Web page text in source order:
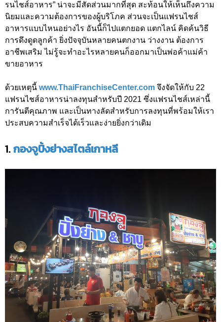
รนไชส์อาหาร” น่าจะมีสัดส่วนมากที่สุด สะท้อนให้เห็นถึงความ
นิยมและความต้องการของผู้บริโภค ส่วนจะเป็นแฟรนไชส์
อาหารแบบไหนอย่างไร อันนี้ก็ไปแตกยอด แตกไลน์ คิดค้นวิธี
การดึงดูดลูกค้า ยิ่งปัจจุบันหลายคนตกงาน ว่างงาน ต้องการ
อาชีพเสริม ไม่รู้จะทำอะไรหลายคนก็ออกมาเป็นพ่อค้าแม่ค้า
ขายอาหาร
ด้วยเหตุนี้ www.ThaiFranchiseCenter.com จึงจัดให้กับ 22
แฟรนไชส์อาหารน่าลงทุนสำหรับปี 2021 ซึ่งแฟรนไชส์เหล่านี้
การันตีคุณภาพ และเป็นทางลัดสำหรับการลงทุนที่พร้อมให้เรา
ประสบความสำเร็จได้เร็วและง่ายยิ่งกว่าเดิม
1.กองจูปิ้งย่างสไตล์เกาหลี